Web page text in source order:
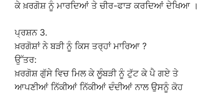
ਕੇ ਖ਼ਰਗੋਸ਼ ਨੂੰ ਮਾਰਦਿਆਂ ਤੇ ਚੀਰ-ਫਾੜ ਕਰਦਿਆਂ ਦੇਖਿਆ ।
ਪ੍ਰਸ਼ਨ 3.
ਖ਼ਰਗੋਸ਼ਾਂ ਨੇ ਬੜੀ ਨੂੰ ਕਿਸ ਤਰ੍ਹਾਂ ਮਾਰਿਆ ?
ਉੱਤਰ:
ਖ਼ਰਗੋਸ਼ ਗੁੱਸੇ ਵਿਚ ਮਿਲ ਕੇ ਲੂੰਬੜੀ ਨੂੰ ਟੁੱਟ ਕੇ ਪੈ ਗਏ ਤੇ
ਆਪਣੀਆਂ ਨਿੱਕੀਆਂ ਨਿੱਕੀਆਂ ਦੰਦੀਆਂ ਨਾਲ ਉਸਨੂੰ ਕੋਹ